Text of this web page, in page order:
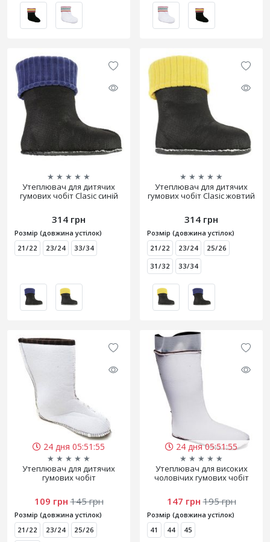
★ ★ ★ ★ ★
Утеплювач для дитячих
гумових чобіт Clasic синій
314 грн
Розмір (довжина устілок)
21/22
23/24 33/34
★ ★ ★ ★ ★
Утеплювач для дитячих
гумових чобіт Clasic жовтий
314 грн
Розмір (довжина устілок)
21/22
23/24
25/26
31/32
33/34
24 дня 05:51:55
★ ★ ★ ★ ★
Утеплювач для дитячих
гумових чобіт
109 грн 145 грн
Розмір (довжина устілок)
21/22
23/24
25/26
24 дня 05:51:55
★ ★ ★ ★ ★
Утеплювач для високих
чоловічих гумових чобіт
147 грн 195 грн
Розмір (довжина устілок)
41
44 45